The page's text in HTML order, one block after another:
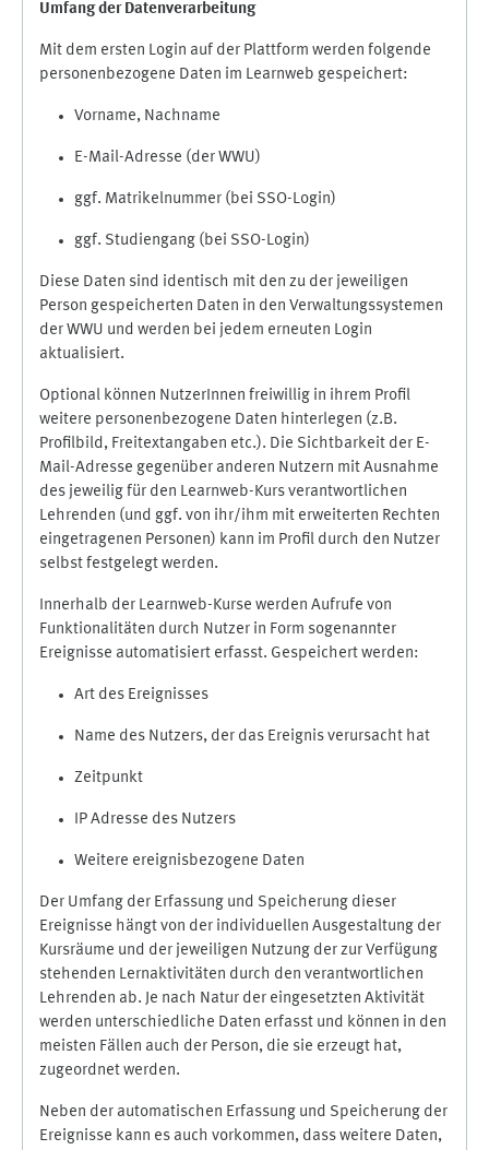
Umfang der Datenverarbeitung
Mit dem ersten Login auf der Plattform werden folgende
personenbezogene Daten im Learnweb gespeichert:
Vorname, Nachname
E-Mail-Adresse (der WWU)
ggf. Matrikelnummer (bei SSO-Login)
ggf. Studiengang (bei SSO-Login)
Diese Daten sind identisch mit den zu der jeweiligen
Person gespeicherten Daten in den Verwaltungssystemen
der WWU und werden bei jedem erneuten Login
aktualisiert.
Optional können NutzerInnen freiwillig in ihrem Profil
weitere personenbezogene Daten hinterlegen (z.B.
Profilbild, Freitextangaben etc.). Die Sichtbarkeit der E-
Mail-Adresse gegenüber anderen Nutzern mit Ausnahme
des jeweilig für den Learnweb-Kurs verantwortlichen
Lehrenden (und ggf. von ihr/ihm mit erweiterten Rechten
eingetragenen Personen) kann im Profil durch den Nutzer
selbst festgelegt werden.
Innerhalb der Learnweb-Kurse werden Aufrufe von
Funktionalitäten durch Nutzer in Form sogenannter
Ereignisse automatisiert erfasst. Gespeichert werden:
Art des Ereignisses
Name des Nutzers, der das Ereignis verursacht hat
Zeitpunkt
IP Adresse des Nutzers
Weitere ereignisbezogene Daten
Der Umfang der Erfassung und Speicherung dieser
Ereignisse hängt von der individuellen Ausgestaltung der
Kursräume und der jeweiligen Nutzung der zur Verfügung
stehenden Lernaktivitäten durch den verantwortlichen
Lehrenden ab. Je nach Natur der eingesetzten Aktivität
werden unterschiedliche Daten erfasst und können in den
meisten Fällen auch der Person, die sie erzeugt hat,
zugeordnet werden.
Neben der automatischen Erfassung und Speicherung der
Ereignisse kann es auch vorkommen, dass weitere Daten,